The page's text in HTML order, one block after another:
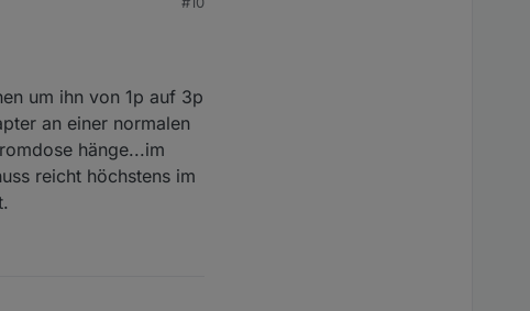
über die Schnittstelle?
um ihn von 1p auf 3p
an einer normalen
hänge...im
reicht höchstens im